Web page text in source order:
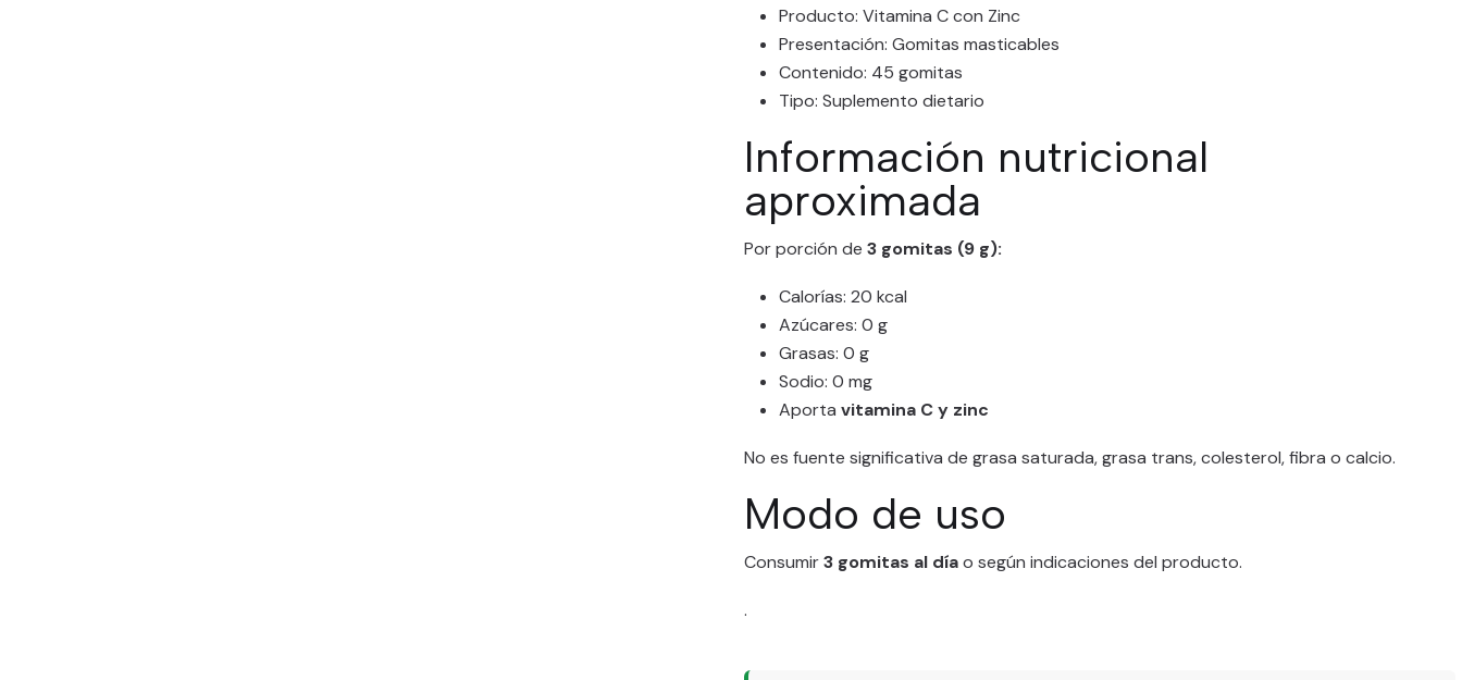
Producto: Vitamina C con Zinc
Presentación: Gomitas masticables
Contenido: 45 gomitas
Tipo: Suplemento dietario
Información nutricional
aproximada
Por porción de 3 gomitas (9 g):
Calorías: 20 kcal
Azúcares: 0 g
Grasas: 0 g
Sodio: 0 mg
Aporta vitamina C y zinc
No es fuente significativa de grasa saturada, grasa trans, colesterol, fibra o calcio.
Modo de uso
Consumir3 gomitas al díao según indicaciones del producto.
.